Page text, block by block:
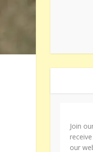
Join
our